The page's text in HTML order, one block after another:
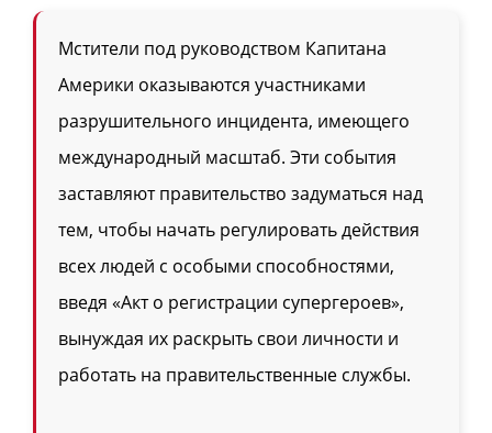
Мстители под руководством Капитана
Америки оказываются участниками
разрушительного инцидента, имеющего
международный масштаб. Эти события
заставляют правительство задуматься над
тем, чтобы начать регулировать действия
всех людей с особыми способностями,
введя «Акт о регистрации супергероев»,
вынуждая их раскрыть свои личности и
работать на правительственные службы.